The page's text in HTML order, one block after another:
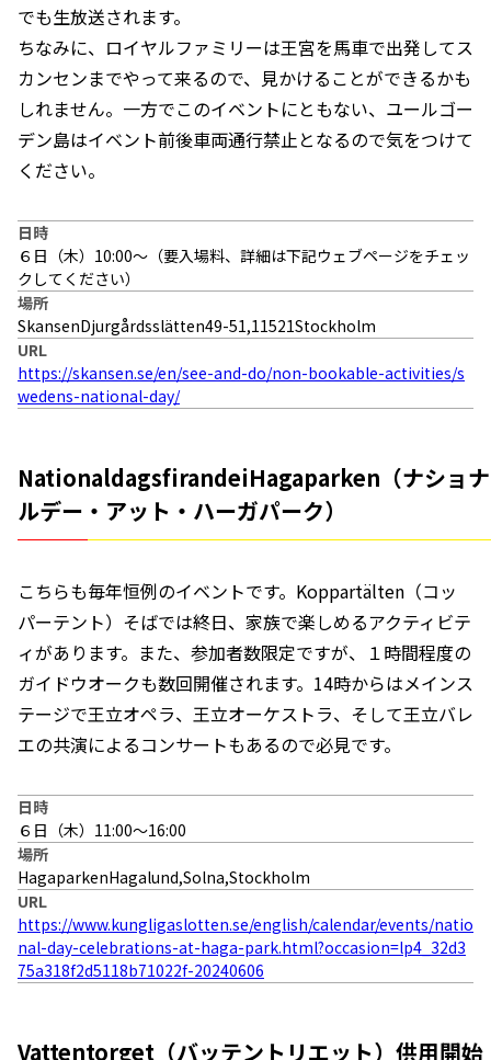
でも生放送されます。
ちなみに、ロイヤルファミリーは王宮を馬車で出発してス
カンセンまでやって来るので、見かけることができるかも
しれません。一方でこのイベントにともない、ユールゴー
デン島はイベント前後車両通行禁止となるので気をつけて
ください。
日時
６日（木）10:00〜（要入場料、詳細は下記ウェブページをチェッ
クしてください）
場所
SkansenDjurgårdsslätten49-51,11521Stockholm
URL
https://skansen.se/en/see-and-do/non-bookable-activities/s
wedens-national-day/
NationaldagsfirandeiHagaparken（ナショナ
ルデー・アット・ハーガパーク）
こちらも毎年恒例のイベントです。Koppartälten（コッ
パーテント）そばでは終日、家族で楽しめるアクティビテ
ィがあります。また、参加者数限定ですが、１時間程度の
ガイドウオークも数回開催されます。14時からはメインス
テージで王立オペラ、王立オーケストラ、そして王立バレ
エの共演によるコンサートもあるので必見です。
日時
６日（木）11:00〜16:00
場所
HagaparkenHagalund,Solna,Stockholm
URL
https://www.kungligaslotten.se/english/calendar/events/natio
nal-day-celebrations-at-haga-park.html?occasion=lp4_32d3
75a318f2d5118b71022f-20240606
Vattentorget（バッテントリエット）供用開始